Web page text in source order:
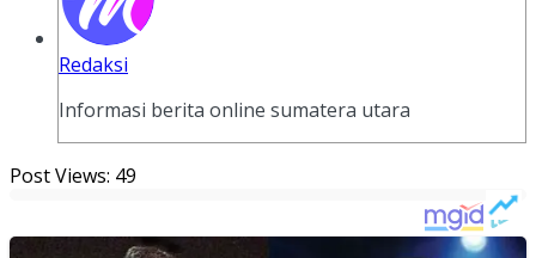
Redaksi
Informasi berita online sumatera utara
Post Views: 49